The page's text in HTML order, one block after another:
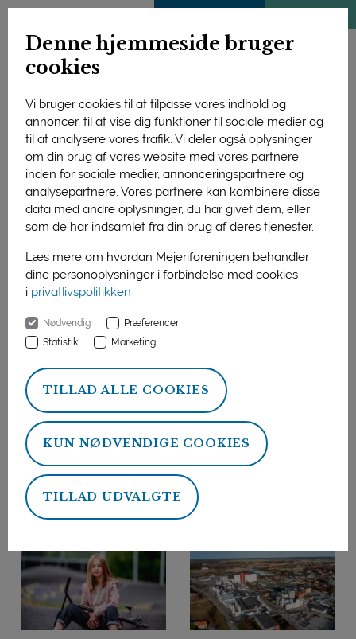
Denne hjemmeside bruger
cookies
Vi bruger cookies til at tilpasse vores indhold og
annoncer, til at vise dig funktioner til sociale medier og
til at analysere vores trafik. Vi deler også oplysninger
om din brug af vores website med vores partnere
inden for sociale medier, annonceringspartnere og
analysepartnere. Vores partnere kan kombinere disse
data med andre oplysninger, du har givet dem, eller
som de har indsamlet fra din brug af deres tjenester.
Læs mere om hvordan Mejeriforeningen behandler
dine personoplysninger i forbindelse med cookies
i privatlivspolitikken
Nødvendig
Præferencer
Statistik
Marketing
TILLAD ALLE COOKIES
KUN NØDVENDIGE COOKIES
TILLAD UDVALGTE
18. marts 2026
Thise Mejeri
øgede
omsætningen til
1,7 mia. kr. i 2025
10. marts 2026
Osten Dag slår
rekord – igen
09. marts 2026
39 gårde inviterer
til Økodag
06. marts 2026
Dansk
blåskimmelost
triumferer ved
VM i ost